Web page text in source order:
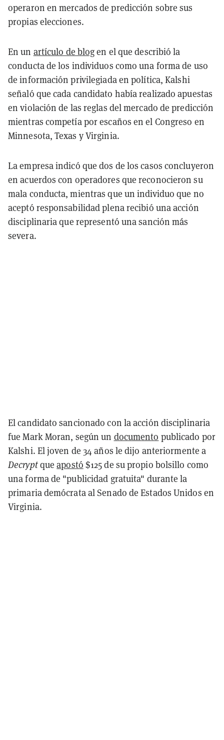
operaron en mercados de predicción sobre sus
propias elecciones.
En un artículo de blogen el que describió la
conducta de los individuos como una forma de uso
de información privilegiada en política, Kalshi
señaló que cada candidato había realizado apuestas
en violación de las reglas del mercado de predicción
mientras competía por escaños en el Congreso en
Minnesota, Texas y Virginia.
La empresa indicó que dos de los casos concluyeron
en acuerdos con operadores que reconocieron su
mala conducta, mientras que un individuo que no
aceptó responsabilidad plena recibió una acción
disciplinaria que representó una sanción más
severa.
El candidato sancionado con la acción disciplinaria
fue Mark Moran, según un documento publicado por
Kalshi. El joven de 34 años le dijo anteriormente a
Decryptqueapostó $125 de su propio bolsillo como
una forma de "publicidad gratuita" durante la
primaria demócrata al Senado de Estados Unidos en
Virginia.